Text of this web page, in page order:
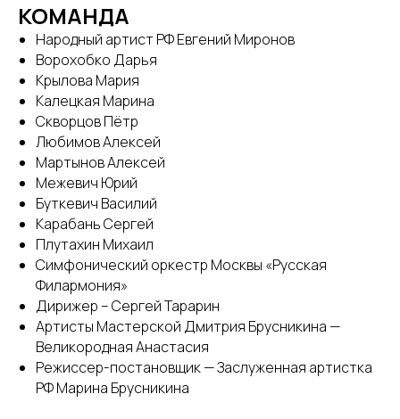
КОМАНДА
Народный артист РФ Евгений Миронов
Ворохобко Дарья
Крылова Мария
Калецкая Марина
Скворцов Пётр
Любимов Алексей
Мартынов Алексей
Межевич Юрий
Буткевич Василий
Карабань Сергей
Плутахин Михаил
Симфонический оркестр Москвы «Русская
Филармония»
Дирижер – Сергей Тарарин
Артисты Мастерской Дмитрия Брусникина —
Великородная Анастасия
Режиссер-постановщик — Заслуженная артистка
РФ Марина Брусникина